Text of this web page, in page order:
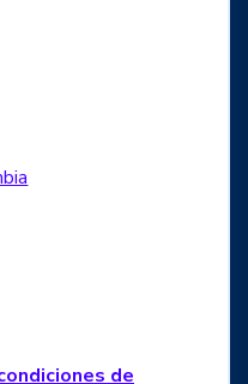
Tiktok
Twitter
de